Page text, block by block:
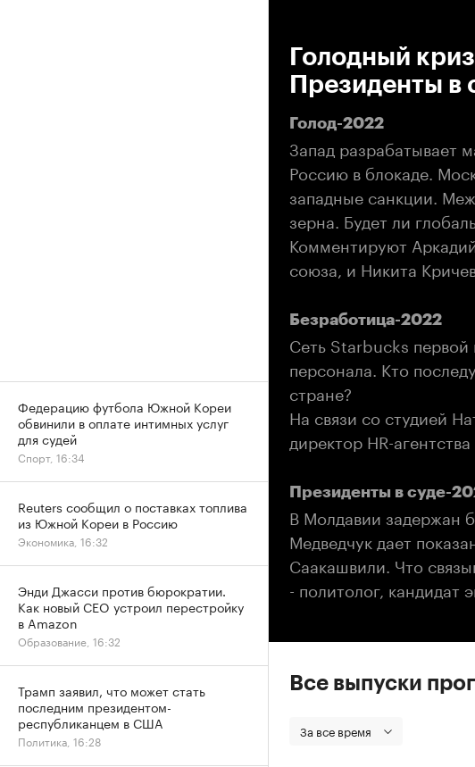
Голодный
Президенты в
Голод-2022
Запад разрабатывает
Россию в блокаде.
западные санкции.
зерна. Будет ли
Комментируют
союза, и Никита
Безработица-2022
Сеть Starbucks первой
персонала. Кто
стране?
На связи со студией
директор HR-
Президенты в суде-
В Молдавии задержан
Медведчук дает
Саакашвили. Что
- политолог, кандидат
Все выпуски
За все время
Федерацию футбола Южной Кореи
обвинили в оплате интимных услуг
для судей
Спорт, 16:34
Reuters сообщил о поставках топлива
из Южной Кореи в Россию
Экономика, 16:32
Энди Джасси против бюрократии.
Как новый CEO устроил перестройку
в Amazon
Образование, 16:32
Трамп заявил, что может стать
последним президентом-
республиканцем в США
Политика, 16:28